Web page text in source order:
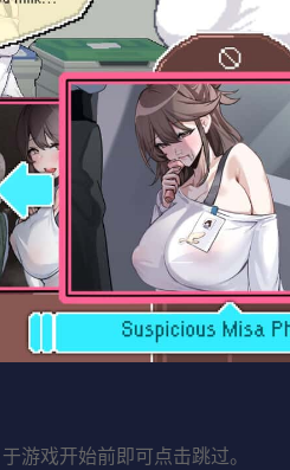
戏开始前即可点击跳过。